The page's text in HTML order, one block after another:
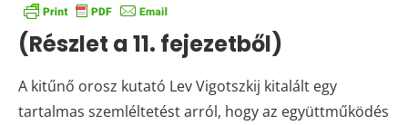
(Részlet a 11. fejezetből)
A kitűnő orosz kutató Lev Vigotszkij kitalált egy
tartalmas szemléltetést arról, hogy az együttműködés